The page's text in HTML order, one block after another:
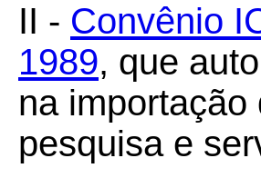
II - Convênio
1989, que
na
pesquisa e